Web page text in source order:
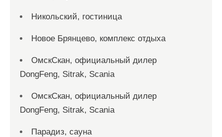
Никольский, гостиница
Новое Брянцево, комплекс отдыха
ОмскСкан, официальный дилер
DongFeng, Sitrak, Scania
ОмскСкан, официальный дилер
DongFeng, Sitrak, Scania
Парадиз, сауна